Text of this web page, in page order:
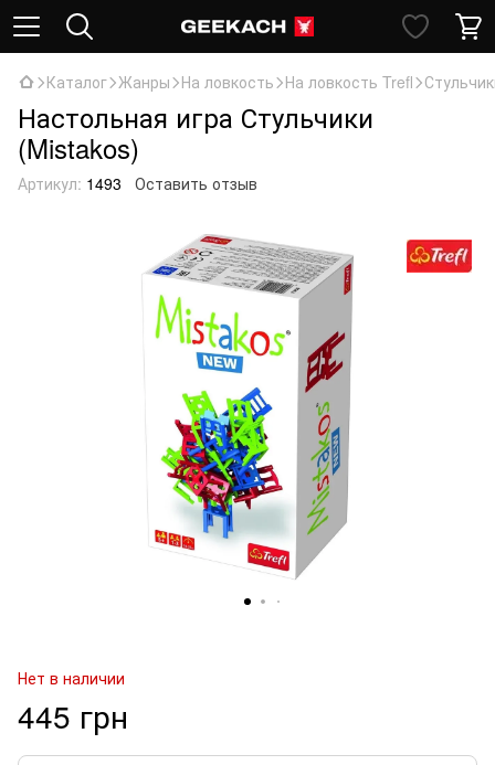
Каталог Жанры На ловкость На ловкость Trefl
Настольная игра Стульчики
(Mistakos)
Артикул: 1493 Оставить отзыв
Нет в наличии
445 грн